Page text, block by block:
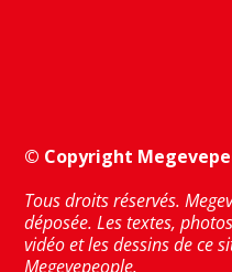
© Copyright
Tous droits réservés.
déposée. Les textes,
vidéo et les dessins de ce
Megevepeople.